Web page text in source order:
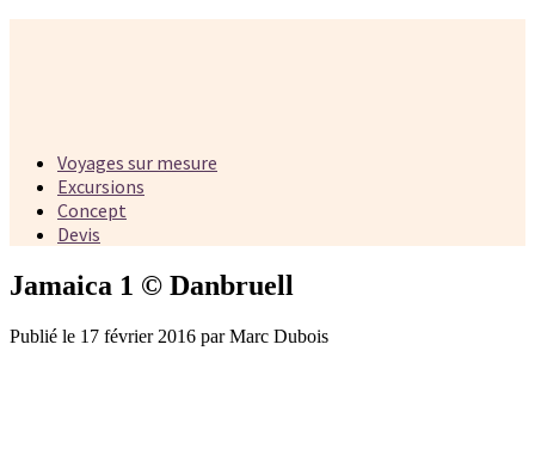
Voyages sur mesure
Excursions
Concept
Devis
Jamaica 1 © Danbruell
Publié le 17 février 2016 par Marc Dubois